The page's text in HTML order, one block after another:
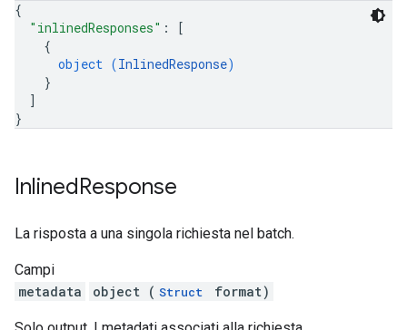
{
"inlinedResponses" :
[
{
object (InlinedResponse)
}
]
}
InlinedResponse
La risposta a una singola richiesta nel batch.
Campi
metadata
object ( Struct format)